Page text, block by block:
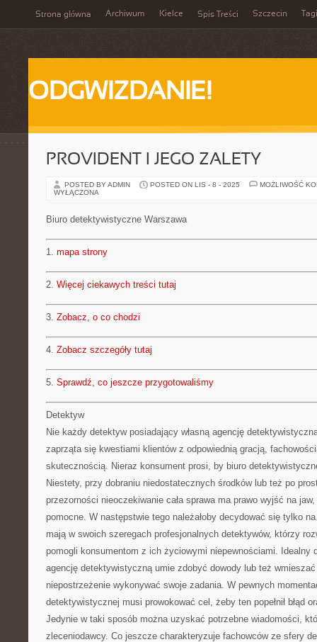
Strona główna Archiwum Kielce Spis Treści Szczecin Tagi
ODGWIZDANIE!
PROVIDENT I JEGO ZALETY
POSTED BY ADMIN POSTED ON LIS - 8 - 2025
MOŻLIWOŚĆ
WYŁĄCZONA
Biuro detektywistyczne Warszawa
1. mapa strony
2. Więcej ciekawych treści tutaj
3. Zobacz, o co chodzi
4. Zobacz szczegóły tutaj
5. Sprawdź, co jeszcze przygotowaliśmy
Detektyw
Nie każdy detektyw posiadający własną agencję
zaprząta się kwestiami klientów z odpowiednią gracją,
skutecznością. Nieraz konsument prosi, by biuro
Niestety, przy dobraniu niedostatecznych środków lub też po
przezorności nieoczekiwanie cała sprawa ma prawo wyjść na
pomocne. W następstwie tego należałoby decydować się tylko
mają w swoich szeregach profesjonalnych detektywów, którzy
pomogli konsumentom z ich życiowymi niepewnościami. Idealny
agencję detektywistyczną umie zdobyć dowody lub też
niepostrzeżenie wykonywać swoje zadania. W pewnych
detektywistycznej musi prowokować cel, żeby ten popełnił błąd
Jedynie w taki sposób można uzyskać potrzebne wiadomości,
zleceniodawcy. Co jeszcze charakteryzuje fachowców ze sfery